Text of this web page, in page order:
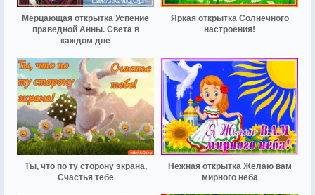
Мерцающая открытка Успение
праведной Анны. Света в
каждом дне
Яркая открытка Солнечного
настроения!
Ты, что по ту сторону экрана,
Счастья тебе
Нежная открытка Желаю вам
мирного неба